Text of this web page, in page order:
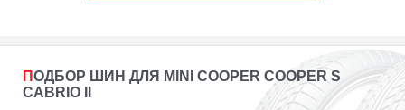
ПОДБОР ШИН ДЛЯ MINI COOPER COOPER S
CABRIO II